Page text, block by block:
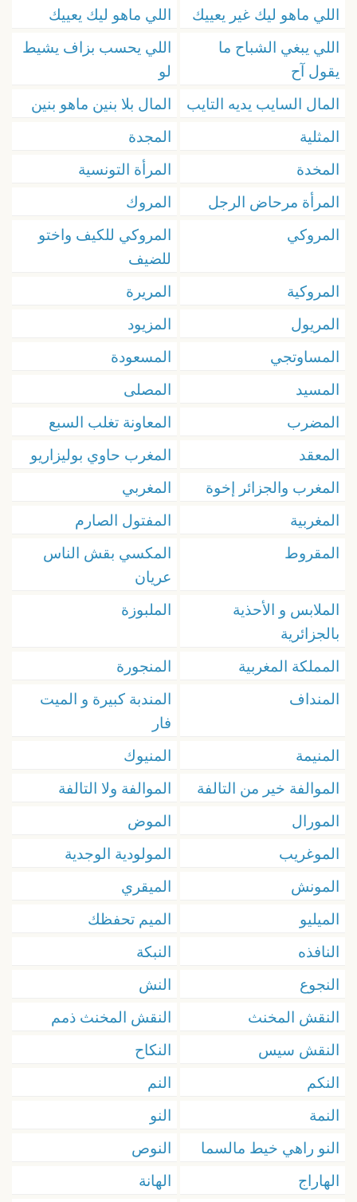
اللي ماهو ليك غير يعييك
اللي ماهو ليك يعييك
اللي يبغي الشباح ما
يقول آح
اللي يحسب بزاف يشيط
لو
المال السايب يديه التايب
المال بلا بنين ماهو بنين
المثلية
المجدة
المخدة
المرأة التونسية
المرأة مرحاض الرجل
المروك
المروكي
المروكي للكيف واختو
للضيف
المروكية
المريرة
المريول
المزيود
المساوتجي
المسعودة
المسيد
المصلى
المضرب
المعاونة تغلب السبع
المعقد
المغرب حاوي بوليزاريو
المغرب والجزائر إخوة
المغربي
المغربية
المفتول الصارم
المقروط
المكسي بقش الناس
عريان
الملابس و الأحذية
بالجزائرية
الملبوزة
المملكة المغربية
المنجورة
المنداف
المندبة كبيرة و الميت
فار
المنيمة
المنيوك
الموالفة خير من التالفة
الموالفة ولا التالفة
المورال
الموض
الموغريب
المولودية الوجدية
المونش
الميقري
الميليو
الميم تحفظك
النافذه
النبكة
النجوع
النش
النقش المخنث
النقش المخنث ذمم
النقش سيس
النكاح
النكم
النم
النمة
النو
النو راهي خيط مالسما
النوص
الهاراج
الهانة